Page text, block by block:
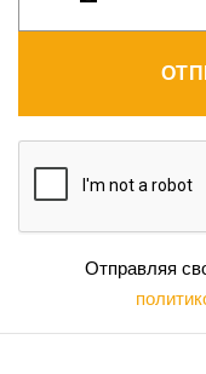
Отправляя